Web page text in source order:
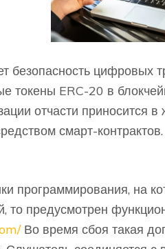
цифровых
токены ERC-20 в
отчасти приносится
смарт-
программирования, на
то предусмотрен
Во время сбоя такая